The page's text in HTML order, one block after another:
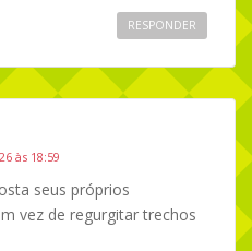
RESPONDER
às 18:59
seus próprios
vez de regurgitar trechos